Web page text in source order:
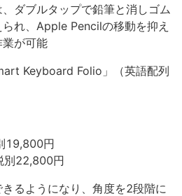
ダブルタップで鉛筆と消しゴム
れ、Apple Pencilの移動を抑え
が可能
Keyboard Folio」（英語配列
19,800円
別22,800円
きるようになり、角度を2段階に